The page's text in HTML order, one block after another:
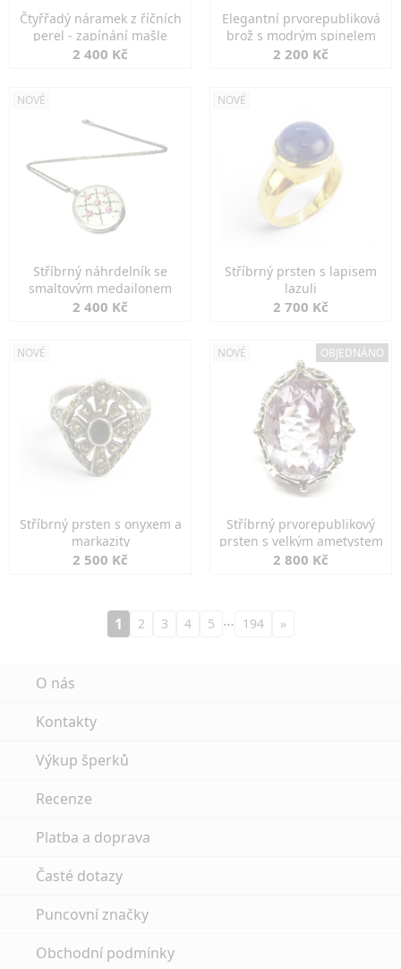
Čtyřřadý náramek z říčních
perel - zapínání mašle
2 400 Kč
Elegantní prvorepubliková
brož s modrým spinelem
2 200 Kč
NOVÉ
Stříbrný náhrdelník se
smaltovým medailonem
2 400 Kč
NOVÉ
Stříbrný prsten s lapisem
lazuli
2 700 Kč
NOVÉ
Stříbrný prsten s onyxem a
markazity
2 500 Kč
NOVÉ OBJEDNÁNO
Stříbrný prvorepublikový
prsten s velkým ametystem
2 800 Kč
1 2 3 4 5 … 194 »
O nás
Kontakty
Výkup šperků
Recenze
Platba a doprava
Časté dotazy
Puncovní značky
Obchodní podmínky